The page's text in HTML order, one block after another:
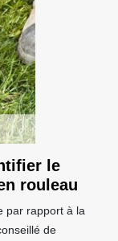
le
rouleau
par rapport à la
de